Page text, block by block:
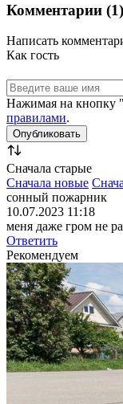
Комментарии (1)
Написать
Как гость
Нажимая на кнопку
правилами.
Сначала старые
Сначала новые
сонный пожарник
10.07.2023 11:18
меня даже гром не
Ответить
Рекомендуем